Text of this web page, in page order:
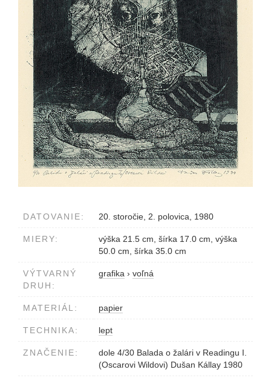
DATOVANIE: 20. storočie, 2. polovica, 1980
MIERY:
výška 21.5 cm, šírka 17.0 cm, výška
50.0 cm, šírka 35.0 cm
VÝTVARNÝ
DRUH:
grafika › voľná
MATERIÁL: papier
TECHNIKA: lept
ZNAČENIE:
dole 4/30 Balada o žalári v Readingu I.
(Oscarovi Wildovi) Dušan Kállay 1980